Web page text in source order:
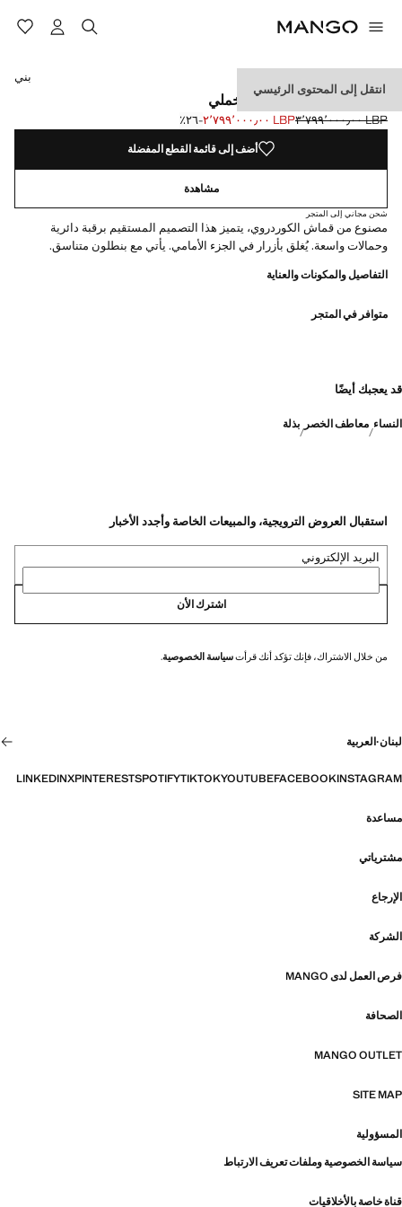
انتقل إلى المحتوى الرئيسي
سترة بدلة من القماش المخملي
السعر الأول محذوف [LBP ٣٬٧٩٩٬٠٠٠٫٠٠ ]
LBP ٣٬٧٩٩٬٠٠٠٫٠٠
السعر الحالي [LBP ٢٬٧٩٩٬٠٠٠٫٠٠ ] LBP ٢٬٧٩٩٬٠٠٠٫٠٠ ؜-٢٦٪؜
حدد اللون
تم اختيار اللون بني
بني
أضف إلى قائمة القطع المفضلة
مشاهدة
شحن مجاني إلى المتجر
مصنوع من قماش الكوردروي، يتميز هذا التصميم المستقيم برقبة دائرية
وحمالات واسعة. يُغلق بأزرار في الجزء الأمامي. يأتي مع بنطلون متناسق.
التفاصيل والمكونات والعناية
متوافر في المتجر
قد يعجبك أيضًا
النساء معاطف الخصر بذلة
استقبال العروض الترويجية، والمبيعات الخاصة وأجدد الأخبار
البريد الإلكتروني
اشترك الأن
من خلال الاشتراك، فإنك تؤكد أنك قرأتسياسة الخصوصية.
لبنان·العربية
INSTAGRAM
FACEBOOK
YOUTUBE
TIKTOK
SPOTIFY
PINTEREST
X
LINKEDIN
مساعدة
مشترياتي
الإرجاع
الشركة
فرص العمل لدى MANGO
الصحافة
MANGO OUTLET
SITE MAP
المسؤولية
سياسة الخصوصية وملفات تعريف الارتباط
قناة خاصة بالأخلاقيات